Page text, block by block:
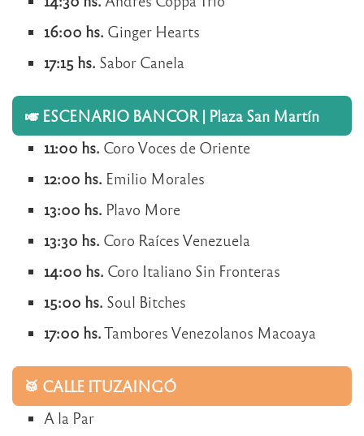
16:00 hs. Ginger Hearts
17:15 hs. Sabor Canela
🎺 ESCENARIO BANCOR | Plaza San Martín
11:00 hs. Coro Voces de Oriente
12:00 hs. Emilio Morales
13:00 hs. Plavo More
13:30 hs. Coro Raíces Venezuela
14:00 hs. Coro Italiano Sin Fronteras
15:00 hs. Soul Bitches
17:00 hs.Tambores Venezolanos Macoaya
🥁 CALLE ITUZAINGÓ
A la Par